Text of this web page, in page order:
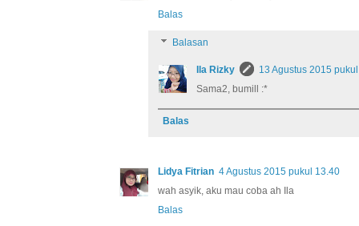
Balas
Balasan
Ila Rizky
13 Agustus 2015
Sama2, bumill :*
Balas
Lidya Fitrian 4 Agustus 2015 pukul 13.40
wah asyik, aku mau coba ah Ila
Balas